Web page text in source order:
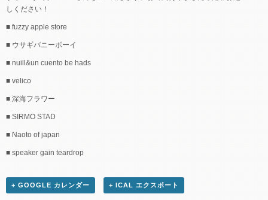
しください！
■ fuzzy apple store
■ ウサギバニーボーイ
■ nuill&un cuento be hads
■ velico
■ 深海フラワー
■ SIRMO STAD
■ Naoto of japan
■ speaker gain teardrop
+ GOOGLE カレンダー + ICAL エクスポート